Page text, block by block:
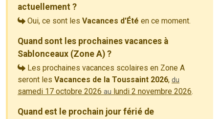
actuellement ?
Oui, ce sont les Vacances d'Été en ce moment.
Quand sont les prochaines vacances à
Sablonceaux (Zone A) ?
Les prochaines vacances scolaires en Zone A
seront les Vacances de la Toussaint 2026, du
samedi 17 octobre 2026 au lundi 2 novembre 2026.
Quand est le prochain jour férié de